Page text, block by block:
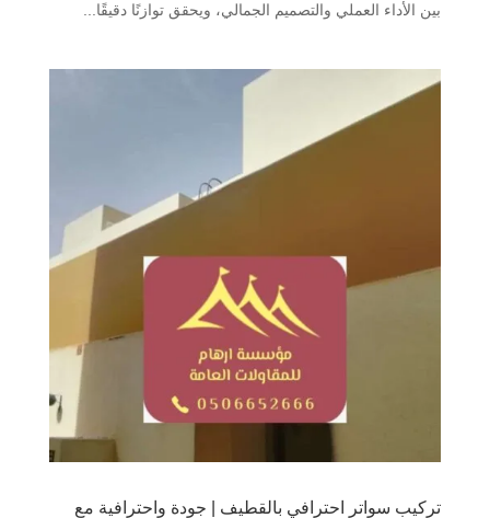
بين الأداء العملي والتصميم الجمالي، ويحقق توازنًا دقيقًا...
تركيب سواتر احترافي بالقطيف | جودة واحترافية مع